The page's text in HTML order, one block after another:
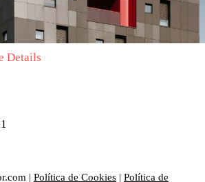
Details
|Política de Cookies |Política de